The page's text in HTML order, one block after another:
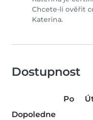
Chcete-li ověřit
Katerina.
Dostupnost
Po
Dopoledne